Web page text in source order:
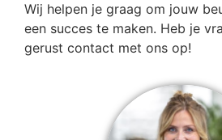
Wij helpen je graag om jouw
een succes te maken. Heb je
gerust contact met ons op!